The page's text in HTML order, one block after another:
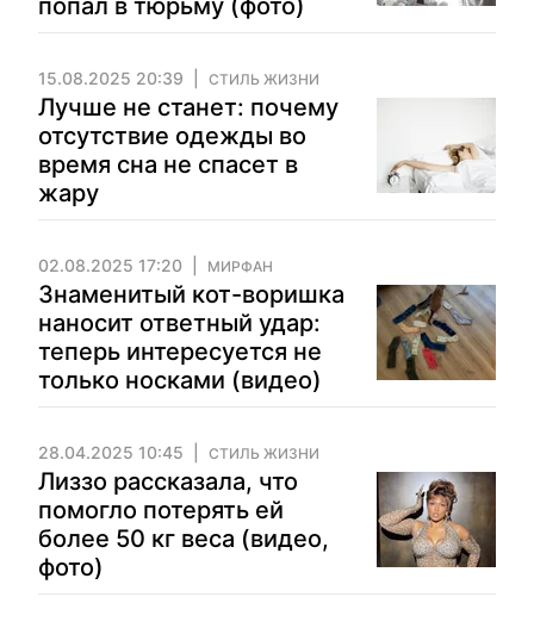
попал в тюрьму (фото)
15.08.2025 20:39 СТИЛЬ ЖИЗНИ
Лучше не станет: почему
отсутствие одежды во
время сна не спасет в
жару
02.08.2025 17:20 МИРФАН
Знаменитый кот-воришка
наносит ответный удар:
теперь интересуется не
только носками (видео)
28.04.2025 10:45 СТИЛЬ ЖИЗНИ
Лиззо рассказала, что
помогло потерять ей
более 50 кг веса (видео,
фото)